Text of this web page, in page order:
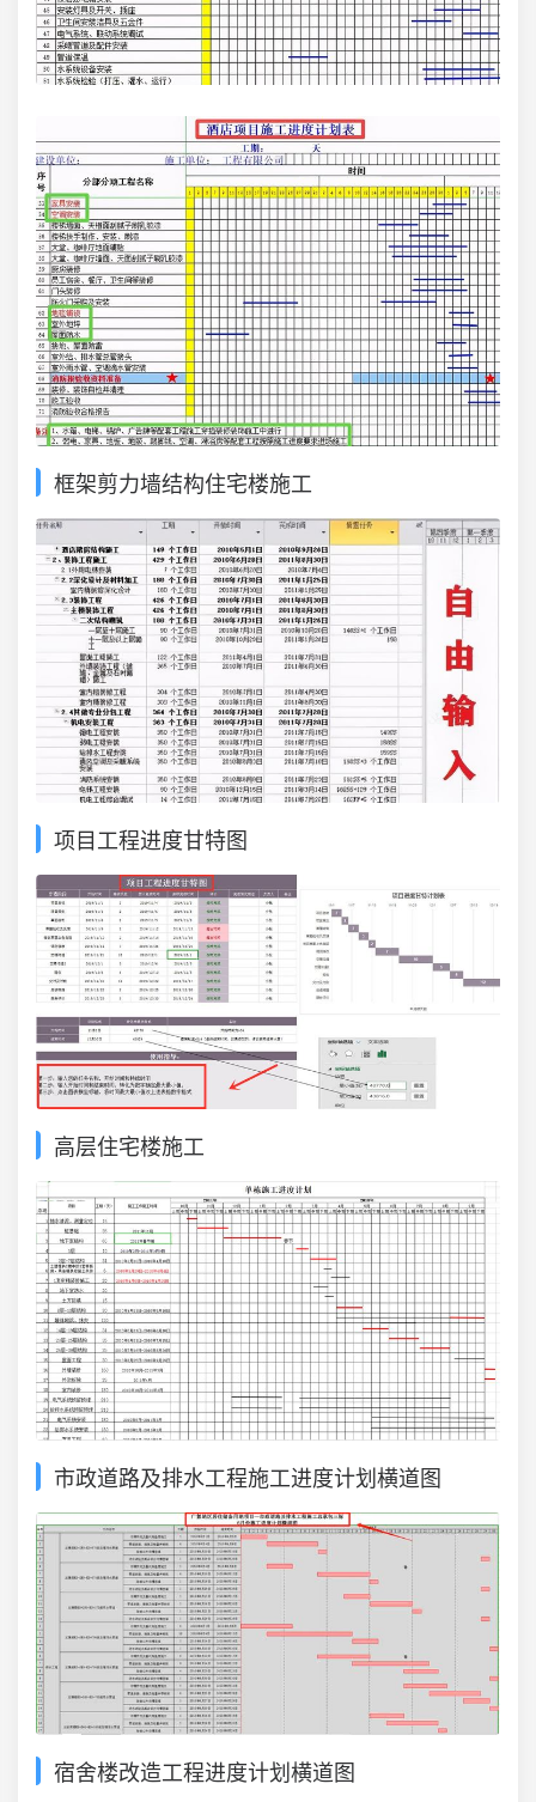
框架剪力墙结构住宅楼施工
项目工程进度甘特图
高层住宅楼施工
市政道路及排水工程施工进度计划横道图
宿舍楼改造工程进度计划横道图